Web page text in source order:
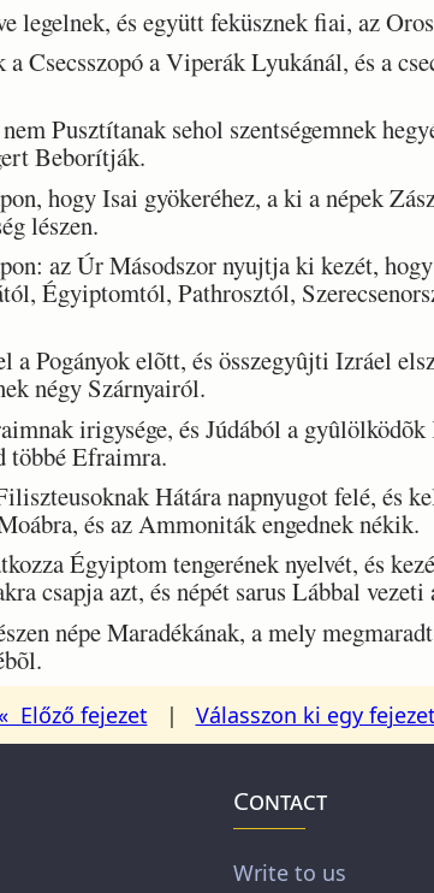
legelnek, és együtt feküsznek fiai, az
a Csecsszopó a Viperák Lyukánál, és a
Pusztítanak sehol szentségemnek
Beborítják.
hogy Isai gyökeréhez, a ki a népek
lészen.
az Úr Másodszor nyujtja ki kezét,
Égyiptomtól, Pathrosztól,
a Pogányok elõtt, és összegyûjti Izráel
négy Szárnyairól.
irigysége, és Júdából a
többé Efraimra.
Hátára napnyugot felé, és
és az Ammoniták engednek nékik.
Égyiptom tengerének nyelvét, és
csapja azt, és népét sarus Lábbal vezeti
népe Maradékának, a mely
Előző fejezet | Válasszon ki egy
Contact
Write to us